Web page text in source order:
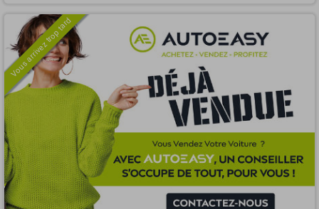
Vous arrivez trop tard